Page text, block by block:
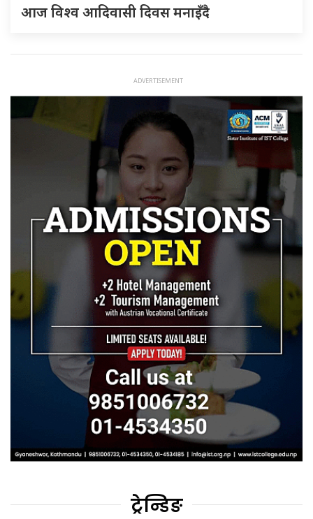
आज विश्व आदिवासी दिवस मनाइँदै
ट्रेन्डिङ